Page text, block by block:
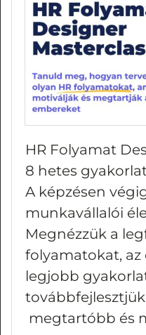
HR Folyamat
8 hetes
A képzésen
munkavállalói
Megnézzük a
folyamatokat, az
legjobb
megtartóbb és